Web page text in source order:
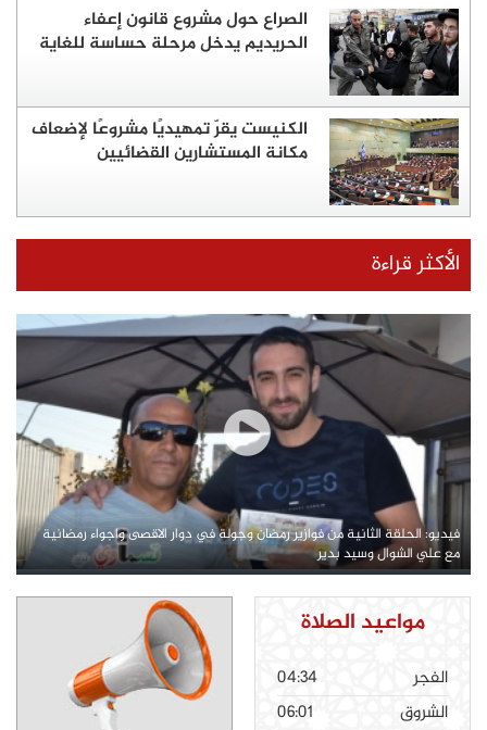
الصراع حول مشروع قانون إعفاء
الحريديم يدخل مرحلة حساسة للغاية
الكنيست يقرّ تمهيديًا مشروعًا لإضعاف
مكانة المستشارين القضائيين
الأكثر قراءة
فيديو: الحلقة الثانية من فوازير رمضان وجولة في دوار الاقصى واجواء رمضانية
مع علي الشوال وسيد بدير
مواعيد الصلاة
الفجر
04:34
الشروق
06:01